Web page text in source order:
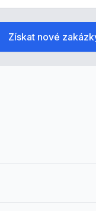
Získat nové